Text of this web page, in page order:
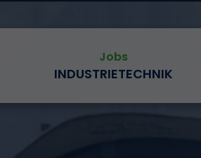
INDUSTRIETECHNIK